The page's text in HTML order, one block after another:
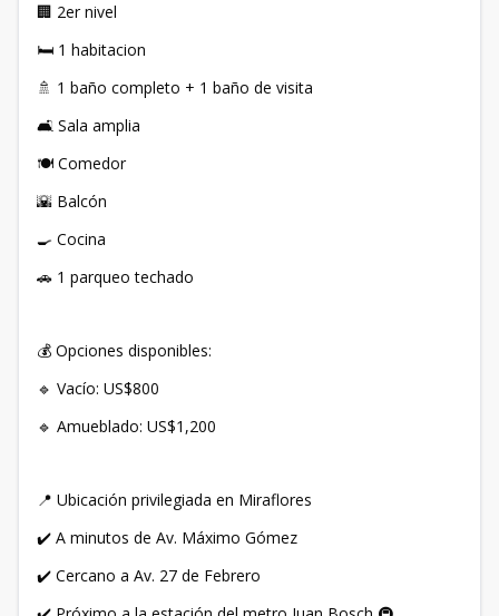
🏢 2er nivel
🛏️ 1 habitacion
🚿 1 baño completo + 1 baño de visita
🛋️ Sala amplia
🍽️ Comedor
🌇 Balcón
🍳 Cocina
🚗 1 parqueo techado
💰 Opciones disponibles:
🔹 Vacío: US$800
🔹 Amueblado: US$1,200
📍 Ubicación privilegiada en Miraflores
✔️ A minutos de Av. Máximo Gómez
✔️ Cercano a Av. 27 de Febrero